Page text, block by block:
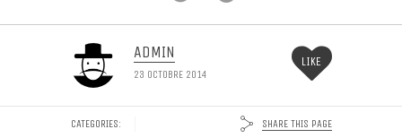
ADMIN
23 OCTOBRE 2014
LIKE
CATEGORIES: SHARE THIS PAGE